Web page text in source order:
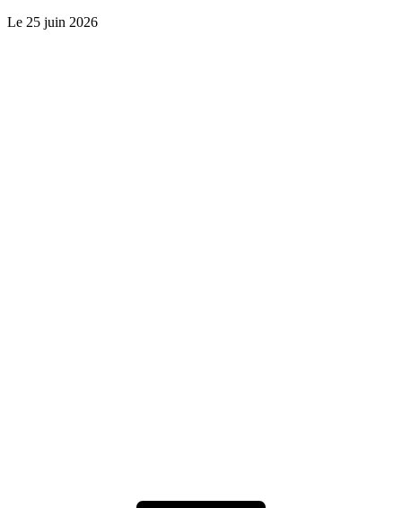
Le 25 juin 2026